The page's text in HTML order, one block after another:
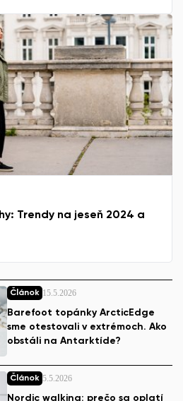
Trendy na jeseň 2024 a
Článok 15.5.2026
Barefoot topánky ArcticEdge
sme otestovali v extrémoch. Ako
obstáli na Antarktíde?
Článok 5.5.2026
Nordic walking: prečo sa oplatí